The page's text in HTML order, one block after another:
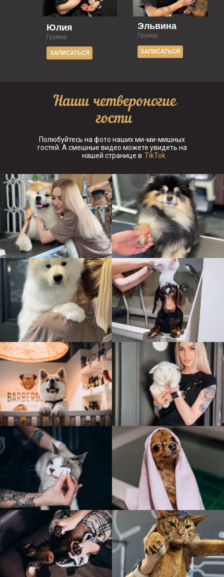
Грумер
Эльвина
ЗАПИСАТЬСЯ
Грумер
Юлия
ЗАПИСАТЬСЯ
Наши четвероногие
гости
Полюбуйтесь на фото наших ми-ми-мишных
гостей. А смешные видео можете увидеть на
нашей странице в TikTok.